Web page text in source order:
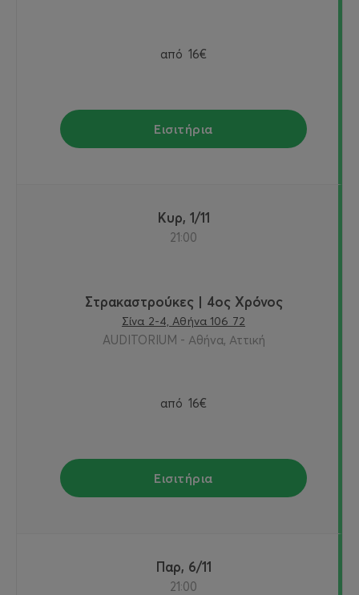
από 16€
Εισιτήρια
Κυρ, 1/11
21:00
Στρακαστρούκες | 4ος Χρόνος
Σίνα 2-4, Αθήνα 106 72
AUDITORIUM - Αθήνα, Αττική
από 16€
Εισιτήρια
Παρ, 6/11
21:00